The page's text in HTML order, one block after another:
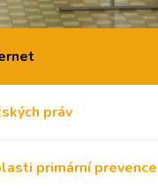
práv
primární prevence